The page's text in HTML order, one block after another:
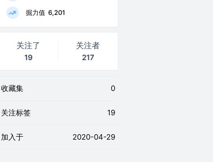
掘力值 6,201
关注了
19
关注者
217
收藏集 0
关注标签 19
加入于 2020-04-29